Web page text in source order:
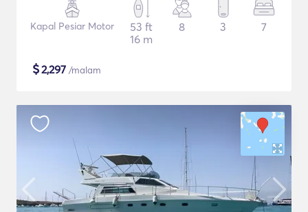
Kapal Pesiar Motor
53 ft
16 m
8 3 7
$2,297 /malam